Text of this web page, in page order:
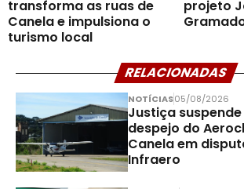
transforma as ruas de
Canela e impulsiona o
turismo local
projeto
RELACIONADAS
NOTÍCIAS05/08/2026
Justiça
despejo do
Canela em
Infraero